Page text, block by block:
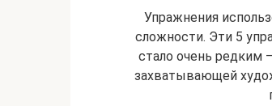
Упражнения
сложности. Эти 5
стало очень редким
захватывающей